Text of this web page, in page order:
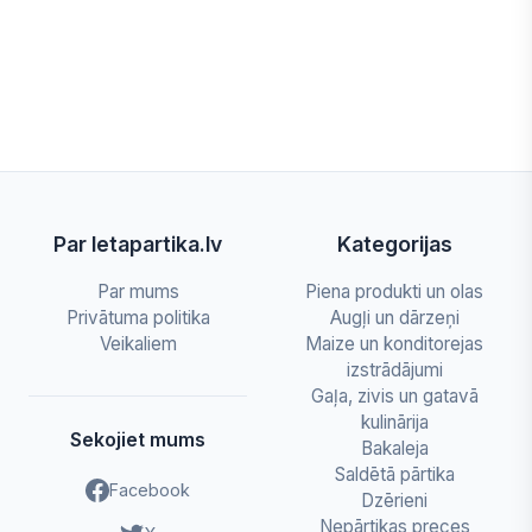
Par letapartika.lv
Par mums
Privātuma politika
Veikaliem
Sekojiet mums
Facebook
Kategorijas
Piena produkti un olas
Augļi un dārzeņi
Maize un konditorejas
izstrādājumi
Gaļa, zivis un gatavā
kulinārija
Bakaleja
Saldētā pārtika
Dzērieni
Nepārtikas preces